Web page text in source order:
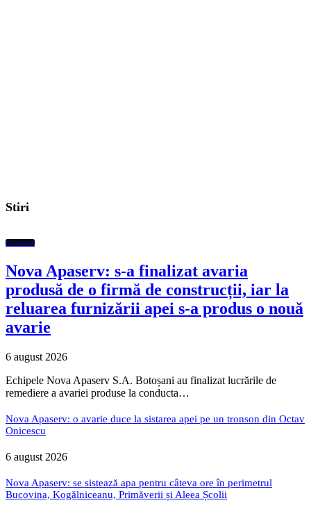
Stiri
Featured
Nova Apaserv: s-a finalizat avaria
produsă de o firmă de construcții, iar la
reluarea furnizării apei s-a produs o nouă
avarie
6 august 2026
Echipele Nova Apaserv S.A. Botoșani au finalizat lucrările de
remediere a avariei produse la conducta…
Nova Apaserv: o avarie duce la sistarea apei pe un tronson din Octav
Onicescu
6 august 2026
Nova Apaserv: se sistează apa pentru câteva ore în perimetrul
Bucovina, Kogălniceanu, Primăverii și Aleea Școlii